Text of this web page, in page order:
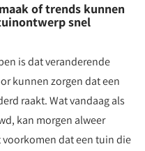
of trends kunnen
snel
is dat veranderende
kunnen zorgen dat een
raakt. Wat vandaag als
kan morgen alweer
dat een tuin die